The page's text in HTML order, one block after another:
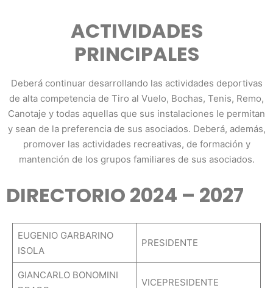
ACTIVIDADES
PRINCIPALES
Deberá continuar desarrollando las actividades deportivas
de alta competencia de Tiro al Vuelo, Bochas, Tenis, Remo,
Canotaje y todas aquellas que sus instalaciones le permitan
y sean de la preferencia de sus asociados. Deberá, además,
promover las actividades recreativas, de formación y
mantención de los grupos familiares de sus asociados.
DIRECTORIO 2024 – 2027
EUGENIO GARBARINO
ISOLA
PRESIDENTE
GIANCARLO BONOMINI
VICEPRESIDENTE